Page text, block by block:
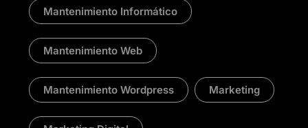
Mantenimiento Informático
Mantenimiento Web
Mantenimiento Wordpress Marketing